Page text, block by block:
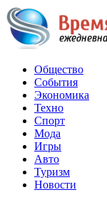
Общество
События
Экономика
Техно
Спорт
Мода
Игры
Авто
Туризм
Новости